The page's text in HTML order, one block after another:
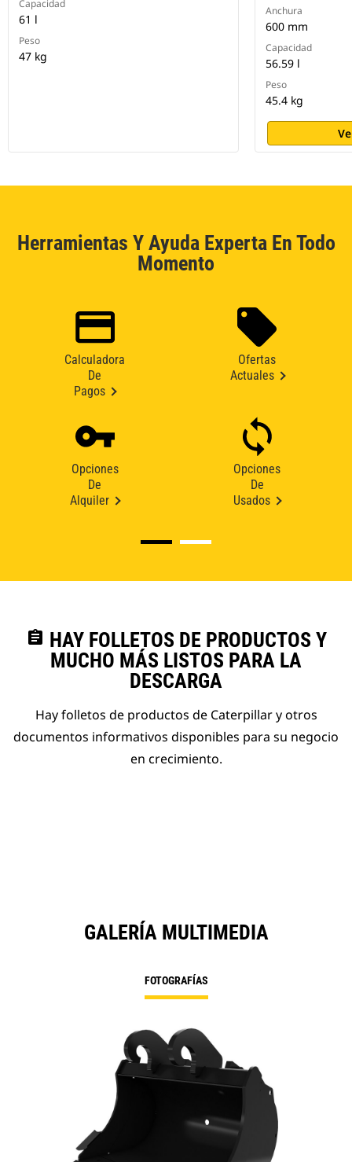
Capacidad
61 l
Peso
47 kg
Anchura
600 mm
Capacidad
56.59 l
Peso
45.4 kg
Herramientas Y Ayuda Experta En Todo
Momento
Calculadora
De
Pagos
Ofertas
Actuales
Opciones
De
Alquiler
Opciones
De
Usados
assignment HAY FOLLETOS DE PRODUCTOS Y
MUCHO MÁS LISTOS PARA LA
DESCARGA
Hay folletos de productos de Caterpillar y otros
documentos informativos disponibles para su negocio
en crecimiento.
GALERÍA MULTIMEDIA
FOTOGRAFÍAS